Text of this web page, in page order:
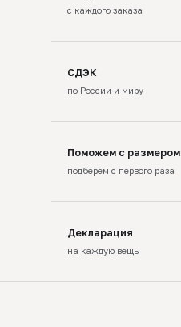
с каждого заказа
СДЭК
по России и миру
Поможем с размером
подберём с первого раза
Декларация
на каждую вещь